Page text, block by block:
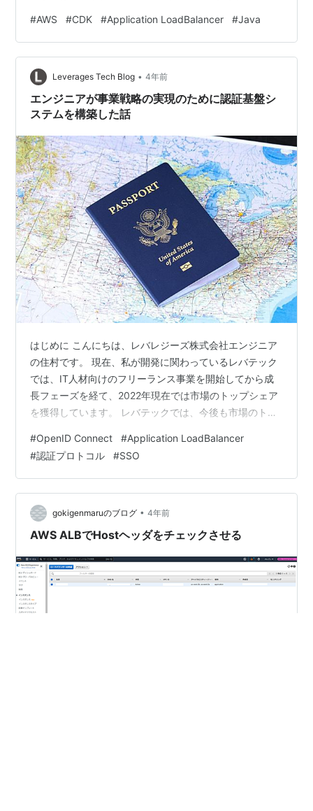
トおよび仮想アプライアンスに自動的に分散するリソー
スです。 AWSではApplication Load Balancer、Network
Load Balancer、Gateway Load Balancer、Classic Load
Balancerの4つが提供されて…
#AWS #CDK #Application LoadBalancer #Java
Leverages Tech Blog • 4年前
エンジニアが事業戦略の実現のために認証基盤シ
ステムを構築した話
はじめに こんにちは、レバレジーズ株式会社エンジニア
の住村です。 現在、私が開発に関わっているレバテック
では、IT人材向けのフリーランス事業を開始してから成
長フェーズを経て、2022年現在では市場のトップシェア
を獲得しています。 レバテックでは、今後も市場のトッ
ジニア業界を主導して流れを作り、業界全体を良い方向
に動かしていくことを目指しています。そのためには、
エンジニアも目先の開発だけに囚われず、職種も超えて
協力して事業を創っていく必要があります。 今回は、認
証基盤システムの開発を通じて、エンジニアが今後の事
業戦略を支えるためのシステム開発をど…
#OpenID Connect #Application LoadBalancer
#認証プロトコル #SSO
gokigenmaruのブログ • 4年前
AWS ALBでHostヘッダをチェックさせる